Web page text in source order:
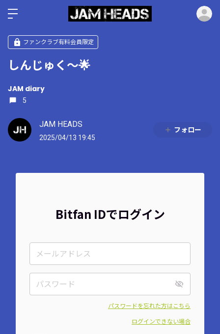
ファンクラブ有料会員限定
しんじゅく〜🌟
JAM diary
5
JAM HEADS
2025/04/13 19:45
フォロー
Bitfan IDでログイン
パスワードを忘れた方はこちら
ログインできない場合